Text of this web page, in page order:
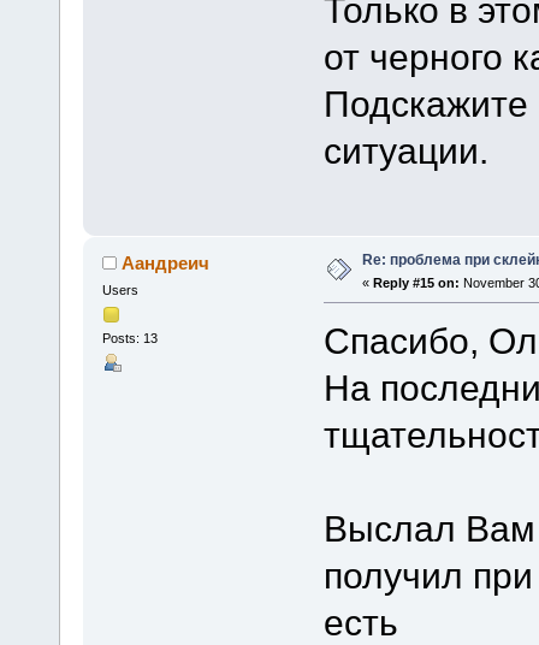
Только в
от черного
ситуации.
Аандреич
Users
Posts: 13
Re: проблема при
« Reply #15 on: November
Спасибо,
На
Выслал Вам
получил
есть